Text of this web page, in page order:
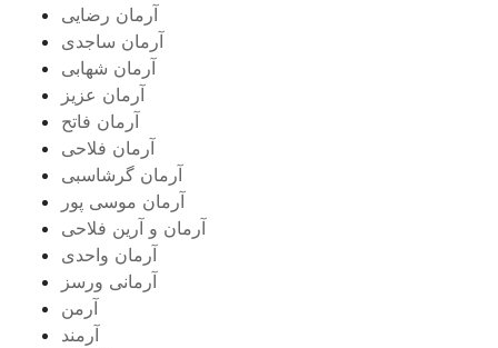
آرمان رضایی
آرمان ساجدی
آرمان شهابی
آرمان عزیز
آرمان فاتح
آرمان فلاحی
آرمان گرشاسبی
آرمان موسی پور
آرمان و آرین فلاحی
آرمان واحدی
آرمانی ورسز
آرمن
آرمند